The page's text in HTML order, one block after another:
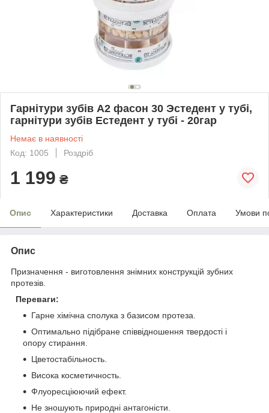
Гарнітури зубів А2 фасон 30 Эстедент у тубі,
гарнітури зубів Естедент у тубі - 20гар
Немає в наявності
Код: 1005
Роздріб
1 199 ₴
Опис Характеристики Доставка Оплата Умови
Опис
Призначення - виготовлення знімних конструкцій зубних
протезів.
Переваги:
Гарне хімічна сполука з базисом протеза.
Оптимально підібране співвідношення твердості і
опору стирання.
Цветостабільность.
Висока косметичность.
Флуоресціюючий ефект.
Не зношують природні антагоністи.